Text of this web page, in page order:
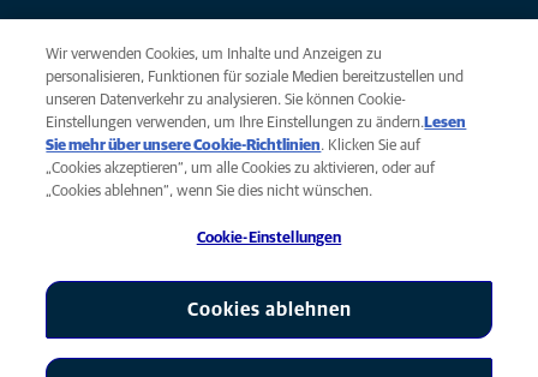
NOTDIENSTE
Finden Sie hier Standorte mit Notfall-Service. Weil Ihr Tier die beste
Versorgung verdient.
Privacy
Legal
AniCura ist eine Tochtergesellschaft von Mars, Inc © 2026
Wir verwenden Cookies, um Inhalte und Anzeigen zu
personalisieren, Funktionen für soziale Medien bereitzustellen und
unseren Datenverkehr zu analysieren. Sie können Cookie-
Einstellungen verwenden, um Ihre Einstellungen zu ändern. Lesen
Sie mehr über unsere Cookie-Richtlinien(opens in a new tab)
. Klicken Sie auf
„Cookies akzeptieren“, um alle Cookies zu aktivieren, oder auf
„Cookies ablehnen“, wenn Sie dies nicht wünschen.
Cookie-Einstellungen
Cookies ablehnen